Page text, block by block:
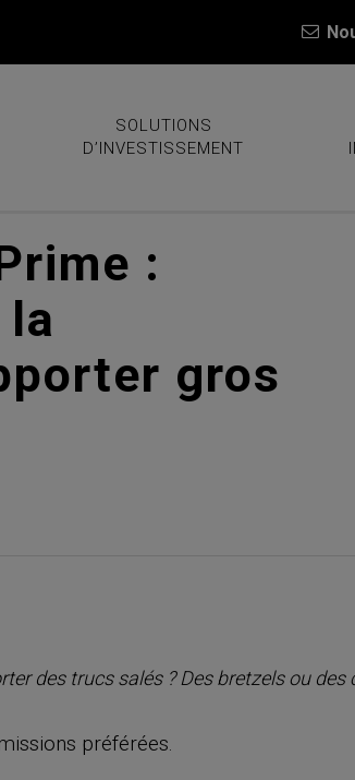
SOLUTIONS
D’INVESTISSEMENT
:
gros
des trucs salés ? Des bretzels ou des
préférées.